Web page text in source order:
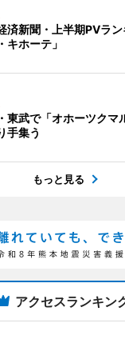
済新聞・上半期PVラ
キホーテ」
東武で「オホーツク
手集う
もっと見る
アクセスランキン